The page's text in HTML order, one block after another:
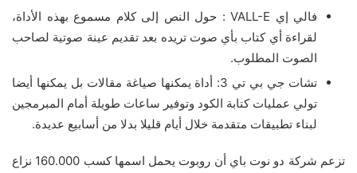
فالي إي VALL-E : حول النص إلى كلام مسموع بهذه الأداة،
لقراءة أي كتاب بأي صوت تريده بعد تقديم عينة صوتية لصاحب
الصوت المطلوب.
تشات جي بي تي 3: أداة يمكنها صياغة مقالات بل يمكنها أيضا
تولي عمليات كتابة الكود وتوفير ساعات طويلة أمام المبرمجين
لبناء تطبيقات متقدمة خلال أيام قليلا بدلا من أسابيع عديدة.
تزعم شركة دو نوت باي أن روبوت يحمل اسمها كسب 160.000 نزاع